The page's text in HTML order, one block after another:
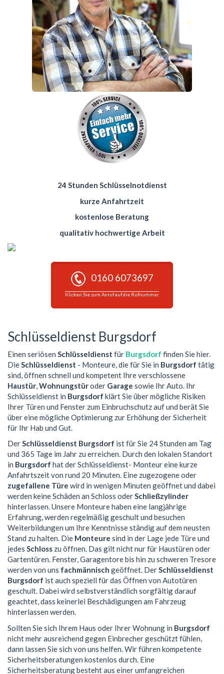
24 Stunden Schlüsselnotdienst
kurze Anfahrtzeit
kostenlose Beratung
qualitativ hochwertige Arbeit
0160 6073697
Klicken Sie zum Anruf auf die Rufnummer
Schlüsseldienst Burgsdorf
Einen seriösen Schlüsseldienst für Burgsdorf finden Sie hier.
DieSchlüsseldienst - Monteure, die für Sie in Burgsdorf tätig
sind, öffnen schnell und kompetent Ihre verschlossene
Haustür,Wohnungstüroder Garage sowie Ihr Auto. Ihr
Schlüsseldienst in Burgsdorf klärt Sie über mögliche Risiken
Ihrer Türen und Fenster zum Einbruchschutz auf und berät Sie
über eine mögliche Optimierung zur Erhöhung der Sicherheit
für Ihr Hab und Gut.
DerSchlüsseldienst Burgsdorf ist für Sie 24 Stunden am Tag
und 365 Tage im Jahr zu erreichen. Durch den lokalen Standort
in Burgsdorf hat der Schlüsseldienst- Monteur eine kurze
Anfahrtszeit von rund 20 Minuten. Eine zugezogene oder
zugefallene Türe wird in wenigen Minuten geöffnet und dabei
werden keine Schäden an Schloss oderSchließzylinder
hinterlassen. Unsere Monteure haben eine langjährige
Erfahrung, werden regelmäßig geschult und besuchen
Weiterbildungen um Ihre Kenntnisse ständig auf dem neusten
Stand zu halten. Die Monteure sind in der Lage jede Türe und
jedes Schloss zu öffnen. Das gilt nicht nur für Haustüren oder
Gartentüren. Fenster, Garagentore bis hin zu schweren Tresore
werden von uns fachmännisch geöffnet. DerSchlüsseldienst
Burgsdorf ist auch speziell für das Öffnen von Autotüren
geschult. Dabei wird selbstverständlich sorgfältig darauf
geachtet, dass keinerlei Beschädigungen am Fahrzeug
hinterlassen werden.
Sollten Sie sich Ihrem Haus oder Ihrer Wohnung in Burgsdorf
nicht mehr ausreichend gegen Einbrecher geschützt fühlen,
dann lassen Sie sich von uns helfen. Wir führen kompetente
Sicherheitsberatungen kostenlos durch. Eine
Sicherheitsberatung besteht aus einer umfangreichen